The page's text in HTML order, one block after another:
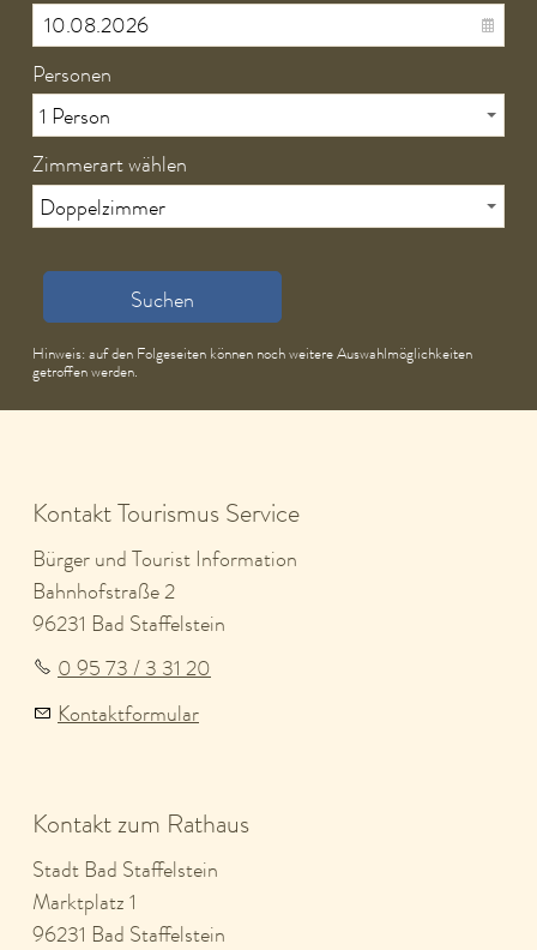
Personen
Zimmerart wählen
Suchen
Hinweis: auf den Folgeseiten können noch weitere Auswahlmöglichkeiten
getroffen werden.
Kontakt Tourismus Service
Bürger und Tourist Information
Bahnhofstraße 2
96231 Bad Staffelstein
0 95 73 / 3 31 20
Kontaktformular
Kontakt zum Rathaus
Stadt Bad Staffelstein
Marktplatz 1
96231 Bad Staffelstein